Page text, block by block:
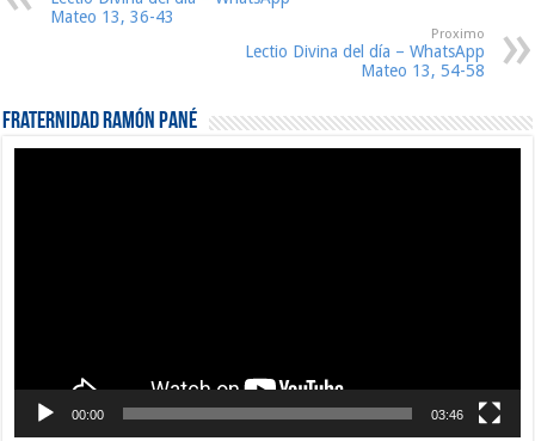
Mateo 13, 36-43
Proximo
Lectio Divina del día – WhatsApp
Mateo 13, 54-58
Fraternidad Ramón Pané
00:00 03:46